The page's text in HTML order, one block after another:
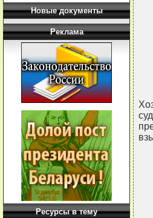
Новые документы
Реклама
Ресурсы в тему